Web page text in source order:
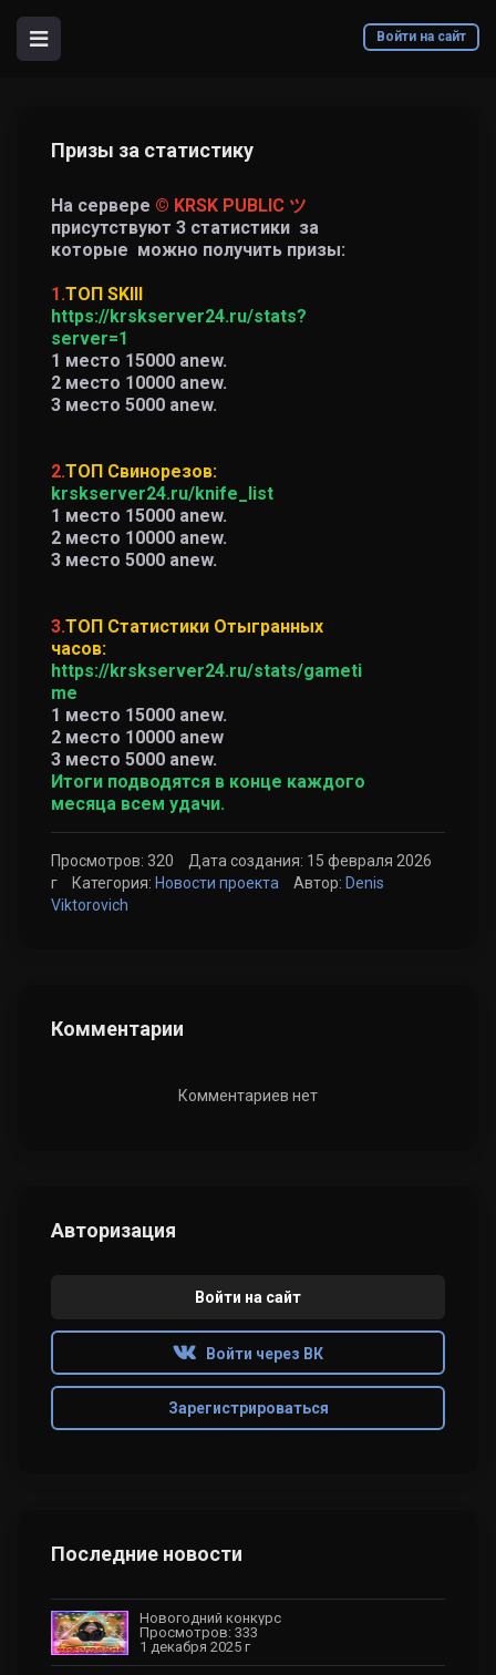
Войти на сайт
Призы за статистику
На сервере © KRSK PUBLIC ツ
присутствуют 3 статистики за
которые можно получить призы:
1.ТОП SKIll
https://krskserver24.ru/stats?
server=1
1 место 15000 anew.
2 место 10000 anew.
3 место 5000 anew.
2.ТОП Свинорезов:
krskserver24.ru/knife_list
1 место 15000 anew.
2 место 10000 anew.
3 место 5000 anew.
3.ТОП Статистики Отыгранных
часов:
https://krskserver24.ru/stats/gameti
me
1 место 15000 anew.
2 место 10000 anew
3 место 5000 anew.
Итоги подводятся в конце каждого
месяца всем удачи.
Просмотров: 320
Дата создания: 15 февраля 2026
г
Категория: Новости проекта Автор: Denis
Viktorovich
Комментарии
Комментариев нет
Авторизация
Войти на сайт
Войти через ВК
Зарегистрироваться
Последние новости
Новогодний конкурс
Просмотров: 333
1 декабря 2025 г